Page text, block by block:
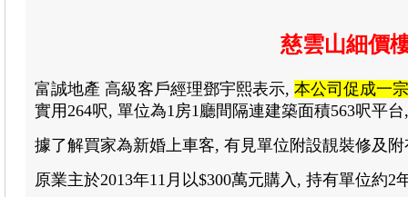
慈雲山細價
富誠地產 高級客戶經理鄧宇熙表示, 本公司促成一宗
實用264呎, 單位為1房1廳間隔連建築面積563呎平台
據了解買家為新婚上車客, 有見單位附設靚裝修及
原業主於2013年11 月以$300萬元購入 , 持有單位約2